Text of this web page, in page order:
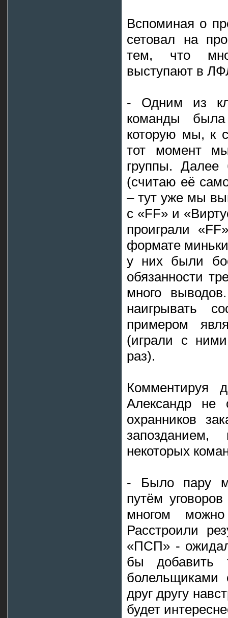
Вспоминая о
сетовал на
тем, что
выступают в
- Одним из
команды
которую мы, к
тот момент
группы. Далее
(считаю её
– тут уже мы
с «FF» и
проиграли
формате
у них были
обязанности
много
наигрывать
примером
(играли с
раз).
Комментируя
Александр не
охранников
некоторых
- Было пару
путём
многом можно
Расстроили
«ПСП» -
бы добавить
друг другу
будет